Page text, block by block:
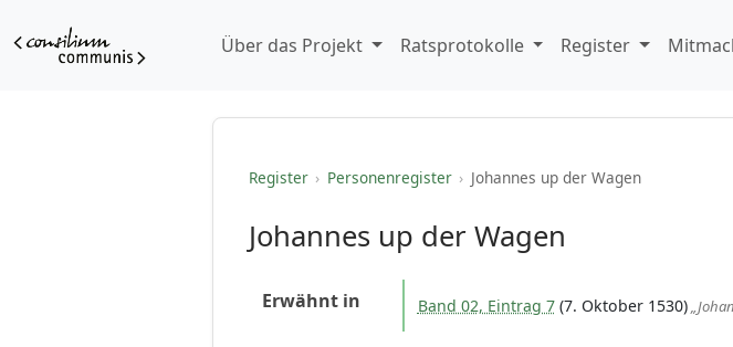
Über das Projekt Ratsprotokolle Register
Register › Personenregister › Johannes up der Wagen
Johannes up der Wagen
Erwähnt in Band 02, Eintrag 7(7. Oktober 1530)